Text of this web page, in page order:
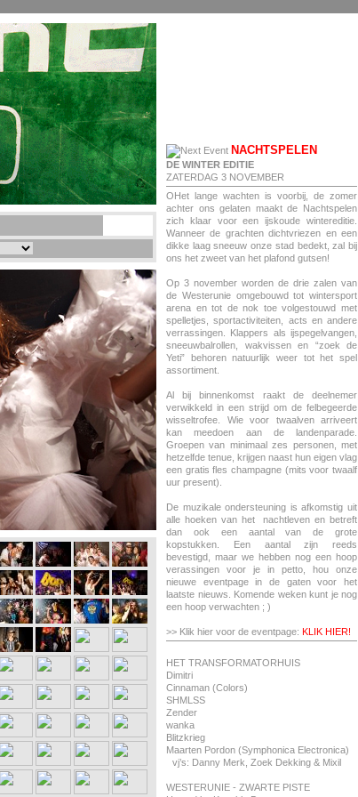
NACHTSPELEN
DE WINTER EDITIE
ZATERDAG 3 NOVEMBER
OHet lange wachten is voorbij, de zomer
achter ons gelaten maakt de Nachtspelen
zich klaar voor een ijskoude wintereditie.
Wanneer de grachten dichtvriezen en een
dikke laag sneeuw onze stad bedekt, zal bij
ons het zweet van het plafond gutsen!
Op 3 november worden de drie zalen van
de Westerunie omgebouwd tot wintersport
arena en tot de nok toe volgestouwd met
spelletjes, sportactiviteiten, acts en andere
verrassingen. Klappers als ijspegelvangen,
sneeuwbalrollen, wakvissen en “zoek de
Yeti” behoren natuurlijk weer tot het spel
assortiment.
Al bij binnenkomst raakt de deelnemer
verwikkeld in een strijd om de felbegeerde
wisseltrofee. Wie voor twaalven arriveert
kan meedoen aan de landenparade.
Groepen van minimaal zes personen, met
hetzelfde tenue, krijgen naast hun eigen vlag
een gratis fles champagne (mits voor twaalf
uur present).
De muzikale ondersteuning is afkomstig uit
alle hoeken van het nachtleven en betreft
dan ook een aantal van de grote
kopstukken. Een aantal zijn reeds
bevestigd, maar we hebben nog een hoop
verassingen voor je in petto, hou onze
nieuwe eventpage in de gaten voor het
laatste nieuws. Komende weken kunt je nog
een hoop verwachten ; )
>> Klik hier voor de eventpage: KLIK HIER!
HET TRANSFORMATORHUIS
Dimitri
Cinnaman (Colors)
SHMLSS
Zender
wanka
Blitzkrieg
Maarten Pordon (Symphonica Electronica)
vj’s: Danny Merk, Zoek Dekking & Mixil
WESTERUNIE - ZWARTE PISTE